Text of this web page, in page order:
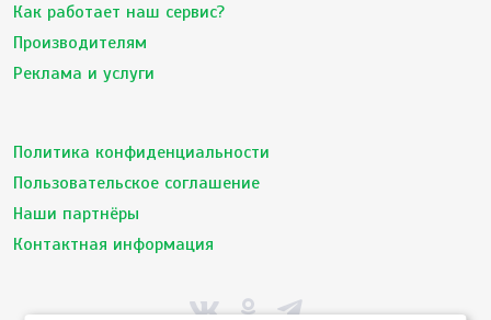
Как работает наш сервис?
Производителям
Реклама и услуги
Политика конфиденциальности
Пользовательское соглашение
Наши партнёры
Контактная информация